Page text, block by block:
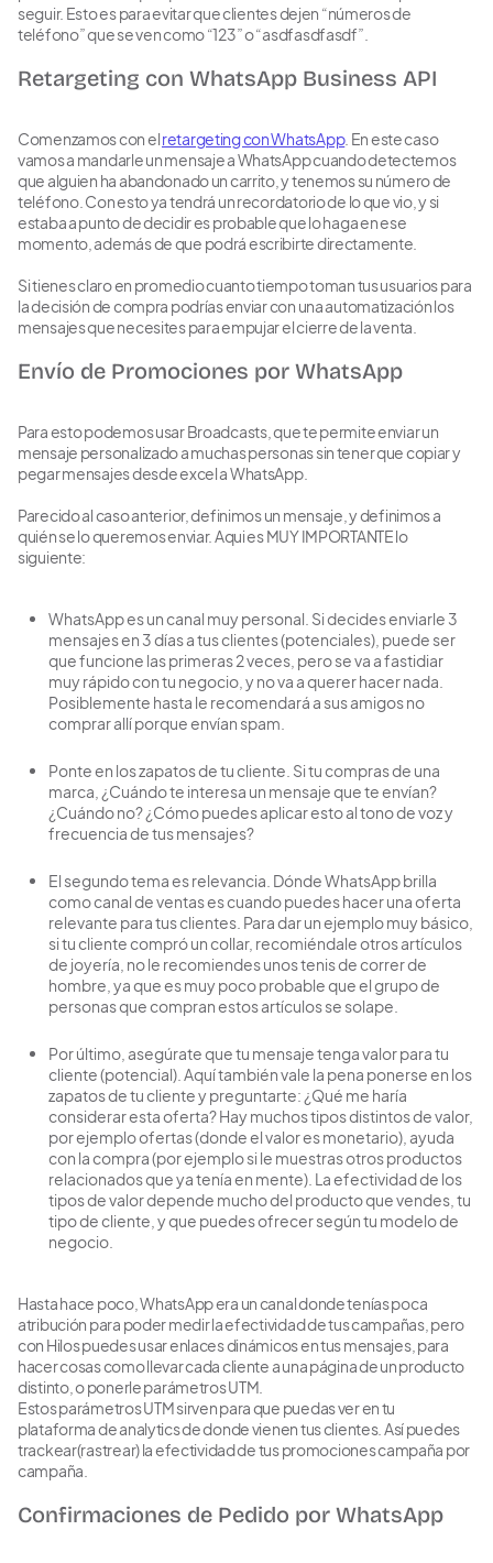
seguir. Esto es para evitar que clientes dejen “números de
teléfono” que se ven como “123” o “asdfasdfasdf”.
Retargeting con WhatsApp Business API
Comenzamos con elretargeting con WhatsApp. En este caso
vamos a mandarle un mensaje a WhatsApp cuando detectemos
que alguien ha abandonado un carrito, y tenemos su número de
teléfono. Con esto ya tendrá un recordatorio de lo que vio, y si
estaba a punto de decidir es probable que lo haga en ese
momento, además de que podrá escribirte directamente.
Si tienes claro en promedio cuanto tiempo toman tus usuarios para
la decisión de compra podrías enviar con una automatización los
mensajes que necesites para empujar el cierre de la venta.
Envío de Promociones por WhatsApp
Para esto podemos usar Broadcasts, que te permite enviar un
mensaje personalizado a muchas personas sin tener que copiar y
pegar mensajes desde excel a WhatsApp.
Parecido al caso anterior, definimos un mensaje, y definimos a
quién se lo queremos enviar. Aqui es MUY IMPORTANTE lo
siguiente:
WhatsApp es un canal muy personal. Si decides enviarle 3
mensajes en 3 días a tus clientes (potenciales), puede ser
que funcione las primeras 2 veces, pero se va a fastidiar
muy rápido con tu negocio, y no va a querer hacer nada.
Posiblemente hasta le recomendará a sus amigos no
comprar allí porque envían spam.
Ponte en los zapatos de tu cliente. Si tu compras de una
marca, ¿Cuándo te interesa un mensaje que te envían?
¿Cuándo no? ¿Cómo puedes aplicar esto al tono de voz y
frecuencia de tus mensajes?
El segundo tema es relevancia. Dónde WhatsApp brilla
como canal de ventas es cuando puedes hacer una oferta
relevante para tus clientes. Para dar un ejemplo muy básico,
si tu cliente compró un collar, recomiéndale otros artículos
de joyería, no le recomiendes unos tenis de correr de
hombre, ya que es muy poco probable que el grupo de
personas que compran estos artículos se solape.
Por último, asegúrate que tu mensaje tenga valor para tu
cliente (potencial). Aquí también vale la pena ponerse en los
zapatos de tu cliente y preguntarte: ¿Qué me haría
considerar esta oferta? Hay muchos tipos distintos de valor,
por ejemplo ofertas (donde el valor es monetario), ayuda
con la compra (por ejemplo si le muestras otros productos
relacionados que ya tenía en mente). La efectividad de los
tipos de valor depende mucho del producto que vendes, tu
tipo de cliente, y que puedes ofrecer según tu modelo de
negocio.
Hasta hace poco, WhatsApp era un canal donde tenías poca
atribución para poder medir la efectividad de tus campañas, pero
con Hilos puedes usar enlaces dinámicos en tus mensajes, para
hacer cosas como llevar cada cliente a una página de un producto
distinto, o ponerle parámetros UTM.
Estos parámetros UTM sirven para que puedas ver en tu
plataforma de analytics de donde vienen tus clientes. Así puedes
trackear(rastrear) la efectividad de tus promociones campaña por
campaña.
Confirmaciones de Pedido por WhatsApp